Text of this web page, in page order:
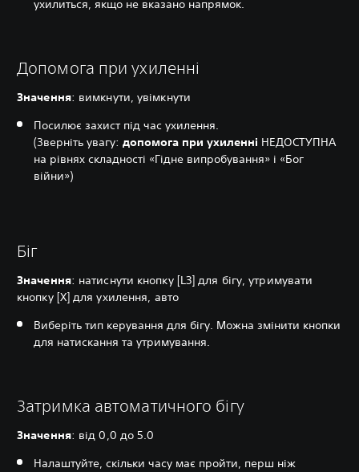
ухилиться, якщо не вказано напрямок.
Допомога при ухиленні
Значення: вимкнути, увімкнути
Посилює захист під час ухилення.
(Зверніть увагу: допомога при ухиленні НЕДОСТУПНА
на рівнях складності «Гідне випробування» і «Бог
війни»)
Біг
Значення: натиснути кнопку [L3] для бігу, утримувати
кнопку [X] для ухилення, авто
Виберіть тип керування для бігу. Можна змінити кнопки
для натискання та утримування.
Затримка автоматичного бігу
Значення: від 0,0 до 5.0
Налаштуйте, скільки часу має пройти, перш ніж